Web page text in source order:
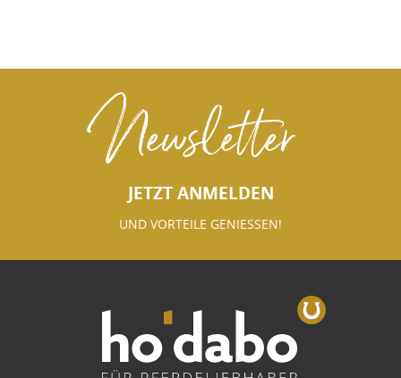
Newsletter
JETZT ANMELDEN
UND VORTEILE GENIESSEN!